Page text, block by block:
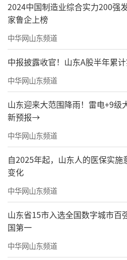
2024中国制造业综合实力200强
家鲁企上榜
中华网山东频道
中报披露收官！山东A股半年累
中华网山东频道
山东迎来大范围降雨！雷电+9级
新预报→
中华网山东频道
自2025年起，山东人的医保实施
变化
中华网山东频道
山东省15市入选全国数字城市百
国第一
中华网山东频道